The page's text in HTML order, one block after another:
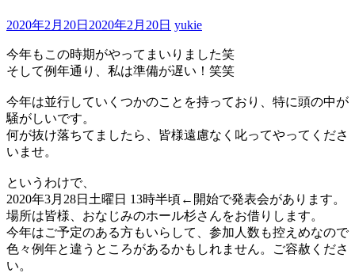
2020年2月20日 2020年2月20日 yukie
今年もこの時期がやってまいりました笑
そして例年通り、私は準備が遅い！笑笑
今年は並行していくつかのことを持っており、特に頭の中が
騒がしいです。
何が抜け落ちてましたら、皆様遠慮なく叱ってやってくださ
いませ。
というわけで、
2020年3月28日土曜日 13時半頃←開始で発表会があります。
場所は皆様、おなじみのホール杉さんをお借りします。
今年はご予定のある方もいらして、参加人数も控えめなので
色々例年と違うところがあるかもしれません。ご容赦くださ
い。